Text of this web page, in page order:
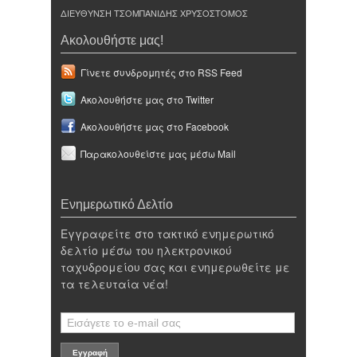
ΔΙΕΥΘΥΝΣΗ ΤΣΟΜΠΑΝΙΔΗΣ ΧΡΥΣΟΣΤΟΜΟΣ
Ακολουθήστε μας!
Γίνετε συνδρομητές στο RSS Feed
Ακολουθήστε μας στο Twitter
Ακολουθήστε μας στο Facebook
Παρακολουθείστε μας μέσω Mail
Ενημερωτικό Δελτίο
Εγγραφείτε στο τακτικό ενημερωτικό
δελτίο μέσω του ηλεκτρονικού
ταχυδρομείου σας και ενημερωθείτε με
τα τελευταία νέα!